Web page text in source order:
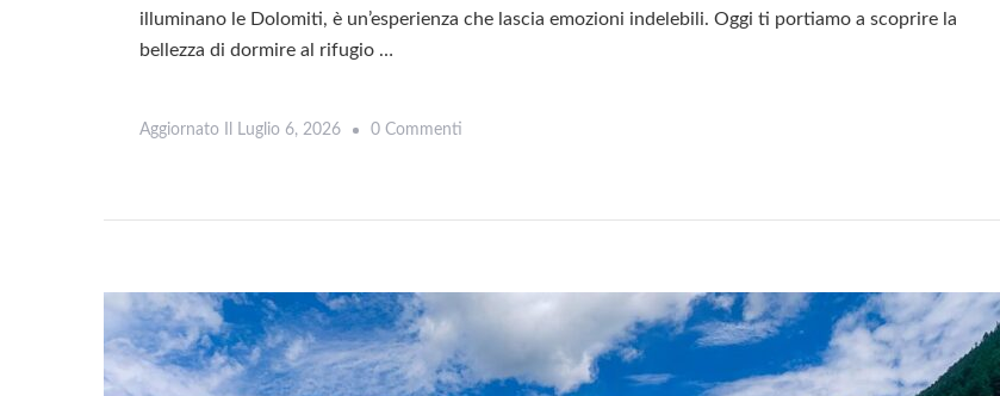
illuminano le Dolomiti, è un’esperienza che lascia emozioni indelebili. Oggi ti portiamo a scoprire la
bellezza di dormire al rifugio …
Aggiornato Il Luglio 6, 2026 0 Commenti
Tra